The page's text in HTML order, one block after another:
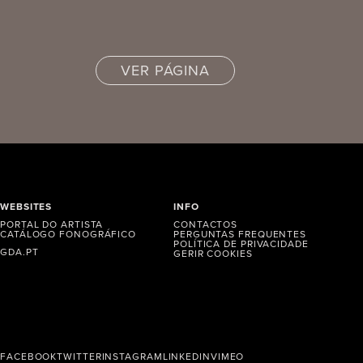
VER PÁGINA
WEBSITES
PORTAL DO ARTISTA
CATÁLOGO FONOGRÁFICO
GDA.PT
INFO
CONTACTOS
PERGUNTAS FREQUENTES
POLÍTICA DE PRIVACIDADE
GERIR COOKIES
FACEBOOKTWITTERINSTAGRAMLINKEDINVIMEO